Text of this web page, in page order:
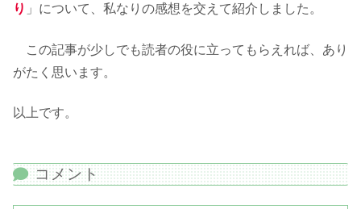
り 」について、私なりの感想を交えて紹介しました。
この記事が少しでも読者の役に立ってもらえれば、あり
がたく思います。
以上です。
コメント